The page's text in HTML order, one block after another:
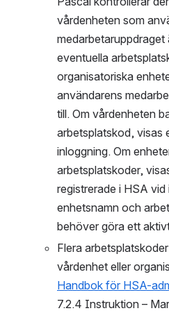
vårdenheten som
medarbetaruppdraget
eventuella
organisatoriska
användarens
till. Om vårdenheten
arbetsplatskod, visas
inloggning. Om
arbetsplatskoder,
registrerade i HSA
enhetsnamn och
behöver göra ett
Flera
Handbok för HSA-
7.2.4 Instruktion –